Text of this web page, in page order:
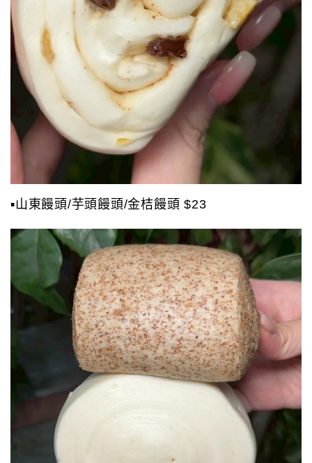
▪️山東饅頭/芋頭饅頭/金桔饅頭 $23